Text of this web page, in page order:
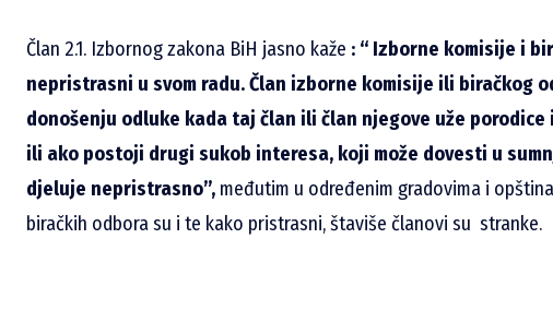
Član 2.1. Izbornog zakona BiH jasno kaže : “ Izborne komisije i
nepristrasni u svom radu. Član izborne komisije ili biračkog
donošenju odluke kada taj član ili član njegove uže
ili ako postoji drugi sukob interesa, koji može dovesti u
djeluje nepristrasno”, međutim u određenim gradovima i
biračkih odbora su i te kako pristrasni, štaviše članovi su stranke.